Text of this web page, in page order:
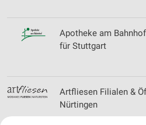
Apotheke am
für Stuttgart
Artfliesen Filialen &
Nürtingen